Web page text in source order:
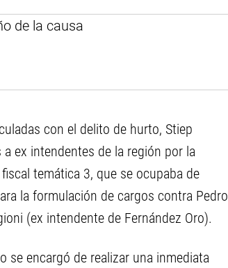
con el delito de hurto, Stiep
ex intendentes de la región por la
temática 3, que se ocupaba de
la formulación de cargos contra Pedro
(ex intendente de Fernández Oro).
se encargó de realizar una inmediata